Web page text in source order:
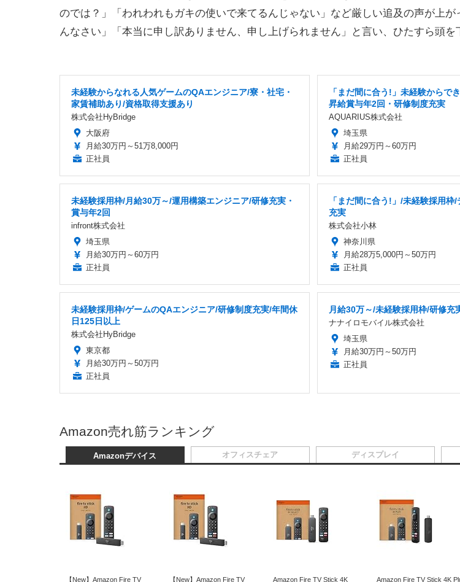
のでは？」「われわれもガキの使いで来てるんじゃない」など厳しい追及の声が上が
んなさい」「本当に申し訳ありません、申し上げられません」と言い、ひたすら頭を
未経験からなれる人気ゲームのQAエンジニア/寮・社宅・
家賃補助あり/資格取得支援あり
株式会社HyBridge
大阪府
月給30万円～51万8,000円
正社員
「まだ間に合う!」未経験からで
昇給賞与年2回・研修制度充実
AQUARIUS株式会社
埼玉県
月給29万円～60万円
正社員
未経験採用枠/月給30万～/運用構築エンジニア/研修充実・
賞与年2回
infront株式会社
埼玉県
月給30万円～60万円
正社員
「まだ間に合う!」/未経験採用枠
充実
株式会社小林
神奈川県
月給28万5,000円～50万円
正社員
未経験採用枠/ゲームのQAエンジニア/研修制度充実/年間休
日125日以上
株式会社HyBridge
東京都
月給30万円～50万円
正社員
月給30万～/未経験採用枠/研修充
ナナイロモバイル株式会社
埼玉県
月給30万円～50万円
正社員
Amazon売れ筋ランキング
Amazonデバイス
【New】Amazon Fire TV
【New】Amazon Fire TV
Amazon Fire TV Stick 4K
Amazon Fire TV Stick 4K
オフィスチェア ディスプレイ